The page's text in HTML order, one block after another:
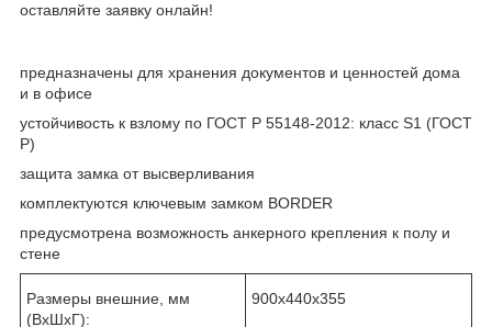
оставляйте заявку онлайн!
предназначены для хранения документов и ценностей дома
и в офисе
устойчивость к взлому по ГОСТ Р 55148-2012: класс S1 (ГОСТ
Р)
защита замка от высверливания
комплектуются ключевым замком BORDER
предусмотрена возможность анкерного крепления к полу и
стене
Размеры внешние, мм
(ВхШхГ):
900x440x355